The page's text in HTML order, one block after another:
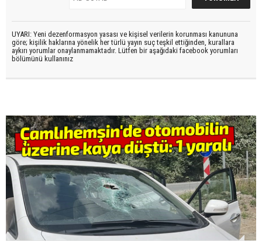
UYARI: Yeni dezenformasyon yasası ve kişisel verilerin korunması kanununa
göre; kişilik haklarına yönelik her türlü yayın suç teşkil ettiğinden, kurallara
aykırı yorumlar onaylanmamaktadır. Lütfen bir aşağıdaki facebook yorumları
bölümünü kullanınız